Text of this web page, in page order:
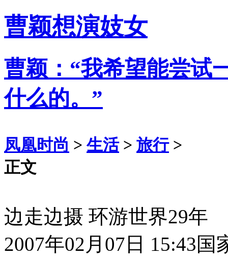
曹颖想演妓女
曹颖：“我希望能尝试
什么的。”
凤凰时尚 >生活> 旅行>
正文
边走边摄 环游世界29年
2007年02月07日 15:43国